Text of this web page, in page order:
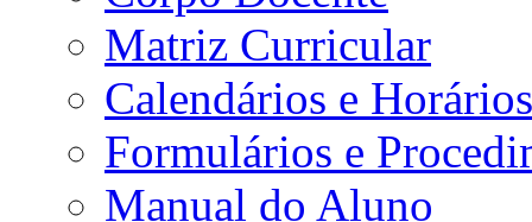
Matriz Curricular
Calendários e Horários
Formulários e
Manual do Aluno